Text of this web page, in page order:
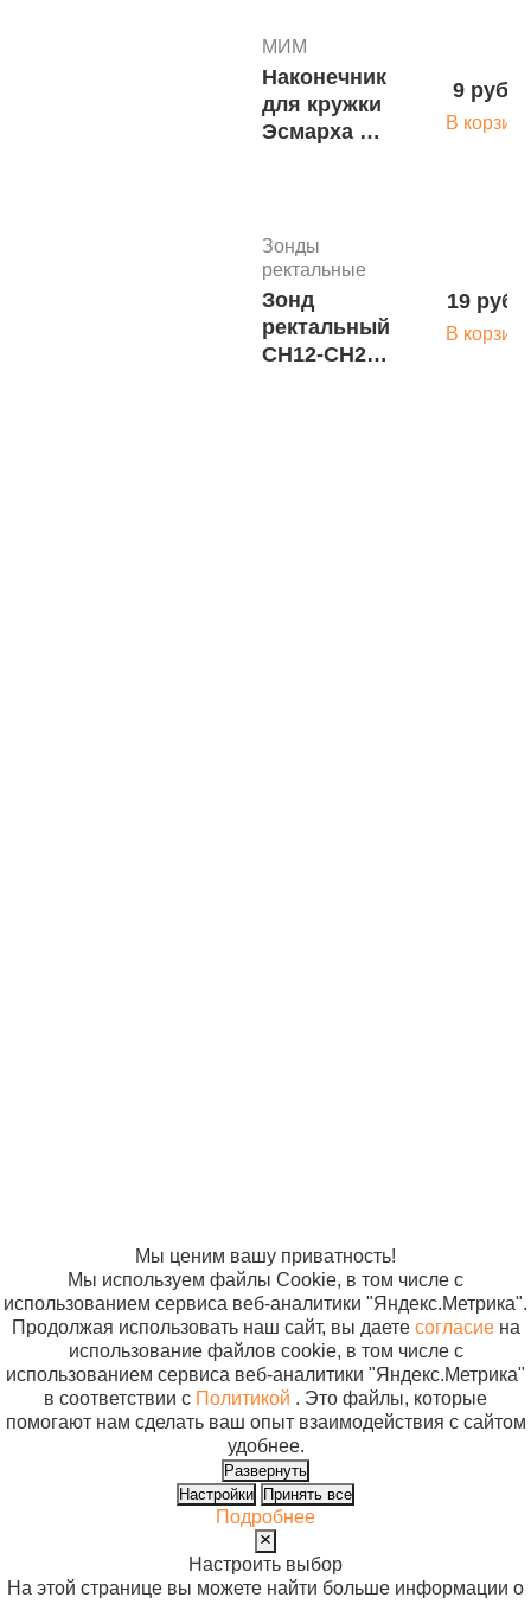
МИМ
Наконечник
для кружки
Эсмарха и
6,7х105 мм
9 руб.
В корзину
Зонды
ректальные
Зонд
ректальный
СН12-СН20
19 руб.
В корзину
Мы ценим вашу приватность!
Мы используем файлы Cookie, в том числе с
использованием сервиса веб-аналитики "Яндекс.Метрика".
Продолжая использовать наш сайт, вы даете согласиена
использование файлов cookie, в том числе с
использованием сервиса веб-аналитики "Яндекс.Метрика"
в соответствии с Политикой . Это файлы, которые
помогают нам сделать ваш опыт взаимодействия с сайтом
удобнее.
Развернуть
Настройки
Принять все
Подробнее
Настроить выбор
На этой странице вы можете найти больше информации о